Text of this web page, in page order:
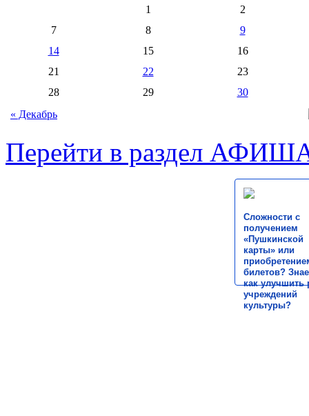
1
2
7
8
9
14
15
16
21
22
23
28
29
30
« Декабрь
Перейти в раздел
Сложности с
получением
«Пушкинской
карты» или
билетов?
как улучшить
учреждений
культуры?